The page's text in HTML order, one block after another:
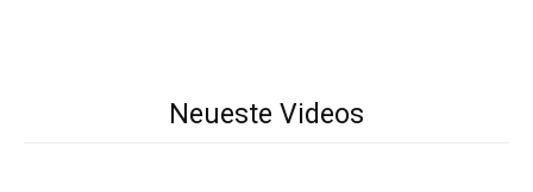
Neueste Videos